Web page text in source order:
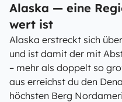
Alaska — eine
wert ist
Alaska erstreckt sich
und ist damit der mit
– mehr als doppelt so
aus erreichst du den
höchsten Berg